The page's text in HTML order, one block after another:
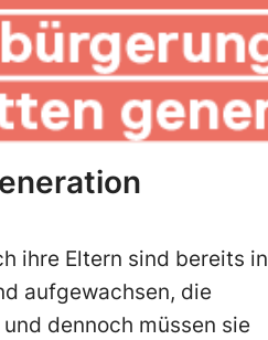
ihre Eltern sind bereits in
aufgewachsen, die
dennoch müssen sie